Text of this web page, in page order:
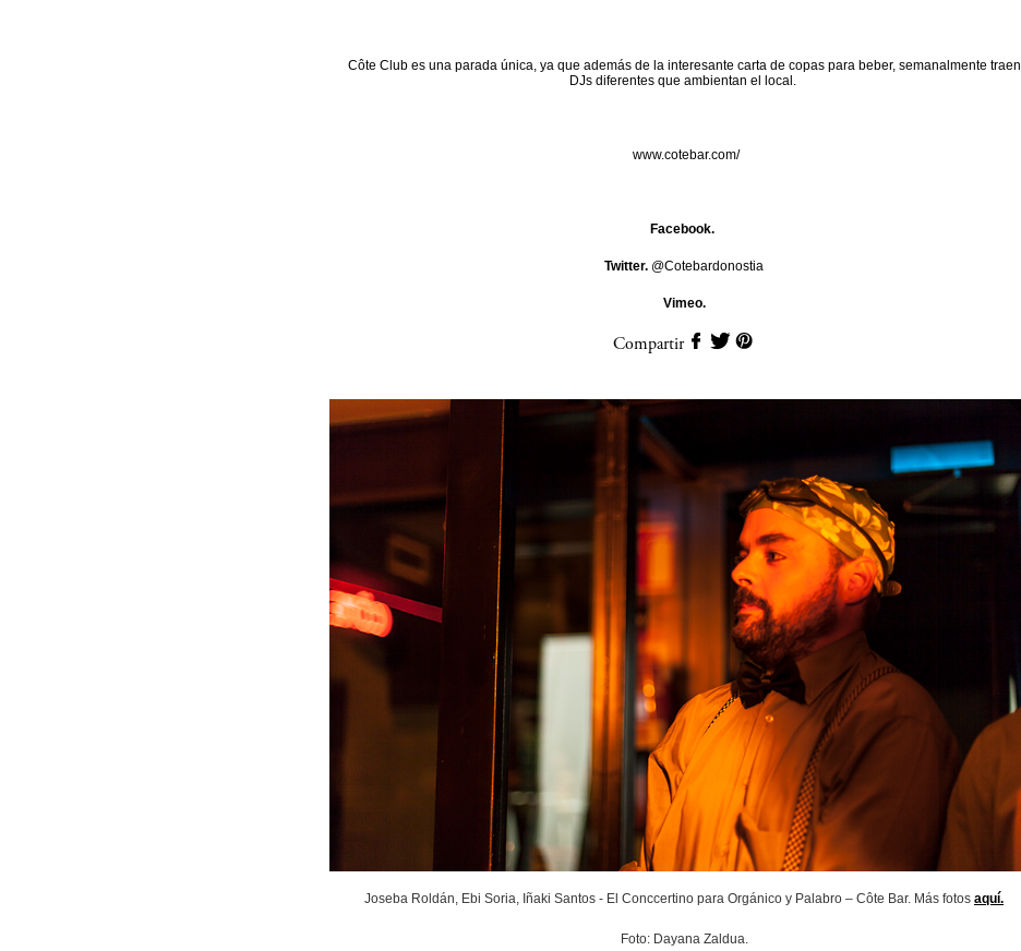
Côte Club es una parada única, ya que además de la interesante carta de copas para beber, semanalmente traen
DJs diferentes que ambientan el local.
www.cotebar.com/
Facebook.
Twitter. @Cotebardonostia
Vimeo.
Compartir
Joseba Roldán, Ebi Soria, Iñaki Santos - El Conccertino para Orgánico y Palabro – Côte Bar. Más fotos aquí.
Foto: Dayana Zaldua.